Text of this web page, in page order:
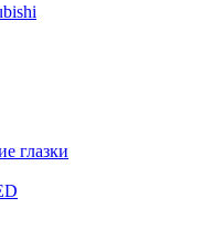
глазки